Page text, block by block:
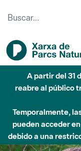
A partir del 31
reabre al público
Temporalmente,
pueden acceder
debido a una